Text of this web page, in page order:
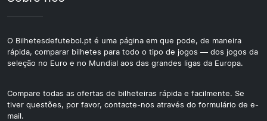
O Bilhetesdefutebol.pt é uma página em que pode, de maneira
rápida, comparar bilhetes para todo o tipo de jogos — dos jogos da
seleção no Euro e no Mundial aos das grandes ligas da Europa.
Compare todas as ofertas de bilheteiras rápida e facilmente. Se
tiver questões, por favor, contacte-nos através do formulário de e-
mail.